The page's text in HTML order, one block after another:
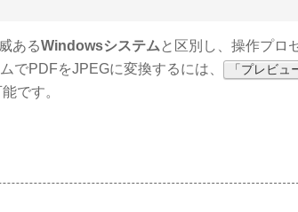
あるWindowsシステム と区別し、操作プロ
でPDFをJPEGに変換するには、
「プレビュ
です。